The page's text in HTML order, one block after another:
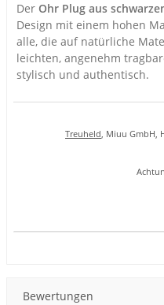
Der Ohr Plug aus
Design mit einem hohen
alle, die auf natürliche
leichten, angenehm
stylisch und authentisch.
Treuheld, Miuu GmbH,
Bewertungen